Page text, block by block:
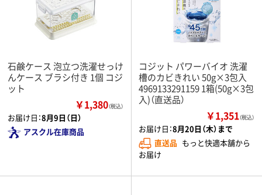
石鹸ケース 泡立つ洗濯せっけ
んケース ブラシ付き 1個 コジ
ット
￥1,380（税込）
お届け日：8月9日（日）
アスクル在庫商品
コジット パワーバイオ 洗濯
槽のカビきれい 50g×3包入
4969133291159 1箱(50g×3包
入)（直送品）
￥1,351（税込）
お届け日：8月20日（木）まで
直送品 もっと快適本舗から
お届け